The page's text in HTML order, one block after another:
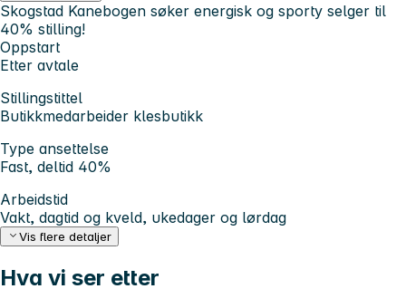
Skogstad Kanebogen søker energisk og sporty selger til
40% stilling!
Oppstart
Etter avtale
Stillingstittel
Butikkmedarbeider klesbutikk
Type ansettelse
Fast, deltid 40%
Arbeidstid
Vakt, dagtid og kveld, ukedager og lørdag
Vis flere detaljer
Hva vi ser etter